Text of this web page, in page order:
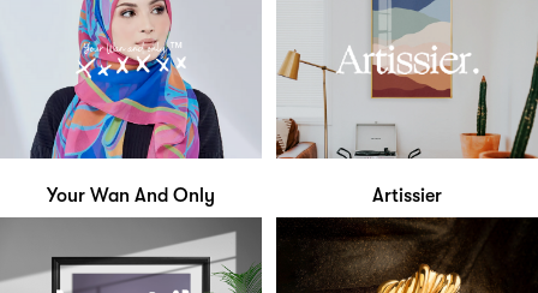
Your Wan And Only Artissier